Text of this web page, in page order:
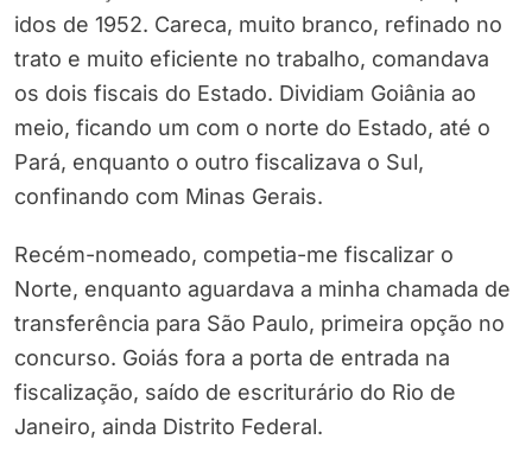
idos de 1952. Careca, muito branco, refinado no
trato e muito eficiente no trabalho, comandava
os dois fiscais do Estado. Dividiam Goiânia ao
meio, ficando um com o norte do Estado, até o
Pará, enquanto o outro fiscalizava o Sul,
confinando com Minas Gerais.
Recém-nomeado, competia-me fiscalizar o
Norte, enquanto aguardava a minha chamada de
transferência para São Paulo, primeira opção no
concurso. Goiás fora a porta de entrada na
fiscalização, saído de escriturário do Rio de
Janeiro, ainda Distrito Federal.